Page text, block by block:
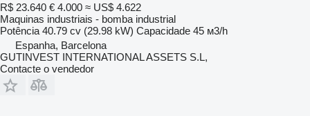
R$ 23.640 € 4.000 ≈ US$ 4.622
Maquinas industriais - bomba industrial
Potência 40.79 cv (29.98 kW) Capacidade 45 м3/h
Espanha, Barcelona
GUTINVEST INTERNATIONAL ASSETS S.L,
Contacte o vendedor